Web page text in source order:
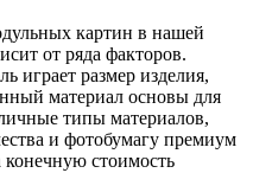
картин в нашей
от ряда факторов.
играет размер изделия,
материал основы для
типы материалов,
и фотобумагу премиум
конечную стоимость